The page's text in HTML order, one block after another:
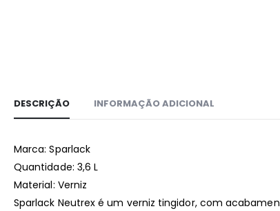
DESCRIÇÃO INFORMAÇÃO ADICIONAL
Marca: Sparlack
Quantidade: 3,6 L
Material: Verniz
Sparlack Neutrex é um verniz tingidor, com